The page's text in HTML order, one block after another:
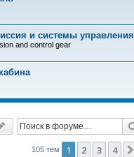
и системы управления
and control gear
105 тем 1 2 3 4